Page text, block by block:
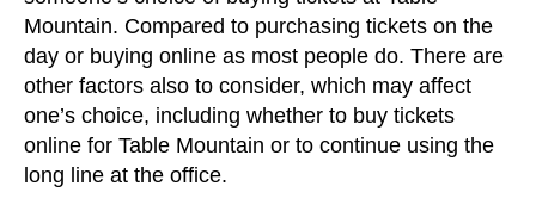
Mountain. Compared to purchasing tickets on the
day or buying online as most people do. There are
other factors also to consider, which may affect
one’s choice, including whether to buy tickets
online for Table Mountain or to continue using the
long line at the office.